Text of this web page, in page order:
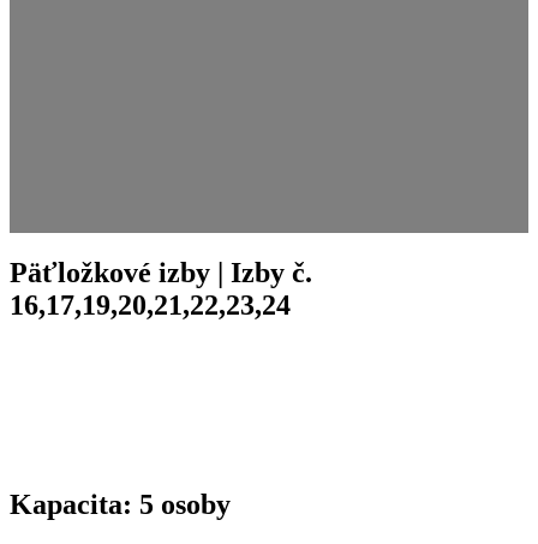
Päťložkové izby | Izby č.
16,17,19,20,21,22,23,24
Kapacita: 5 osoby